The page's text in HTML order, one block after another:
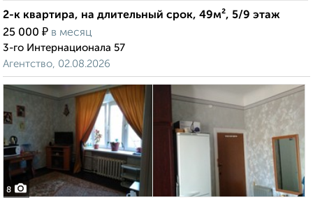
2-к квартира, на длительный срок, 49м², 5/9 этаж
25 000 ₽ в месяц
3-го Интернационала 57
Агентство, 02.08.2026
8